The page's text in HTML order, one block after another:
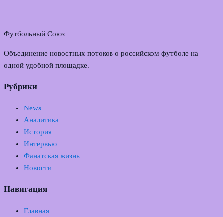
Футбольный Союз
Объединение новостных потоков о российском футболе на
одной удобной площадке.
Рубрики
News
Аналитика
История
Интервью
Фанатская жизнь
Новости
Навигация
Главная